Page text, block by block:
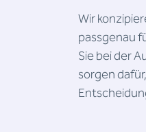
Wir
passgenau
Sie bei der
sorgen